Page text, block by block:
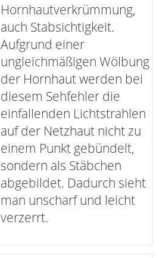
Hornhautverkrümmung,
auch Stabsichtigkeit.
Aufgrund einer
ungleichmäßigen Wölbung
der Hornhaut werden bei
diesem Sehfehler die
einfallenden Lichtstrahlen
auf der Netzhaut nicht zu
einem Punkt gebündelt,
sondern als Stäbchen
abgebildet. Dadurch sieht
man unscharf und leicht
verzerrt.